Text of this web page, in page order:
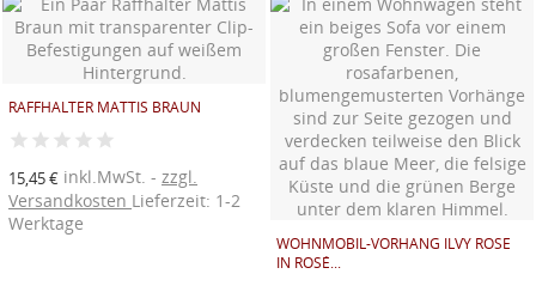
RAFFHALTER MATTIS BRAUN
15,45 € inkl.MwSt.
zzgl.
Versandkosten Lieferzeit: 1-2
Werktage
WOHNMOBIL-VORHANG ILVY ROSE
IN ROSÉ...